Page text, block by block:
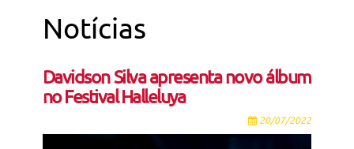
Notícias
Davidson Silva apresenta novo álbum
no Festival Halleluya
20/07/2022